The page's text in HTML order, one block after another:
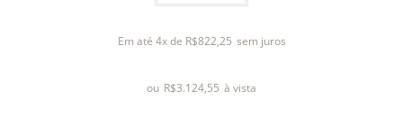
Em até 4x de R$822,25 sem juros
ou R$3.124,55 à vista